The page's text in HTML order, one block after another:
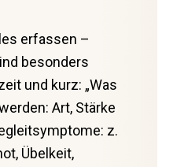
erfassen –
besonders
und kurz: „Was
Art, Stärke
z.
Übelkeit,